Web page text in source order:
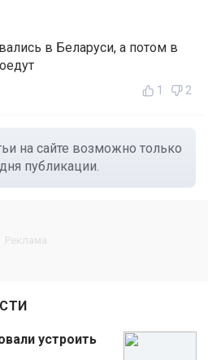
в Беларуси, а потом в
1 2
на сайте возможно только
публикации.
устроить